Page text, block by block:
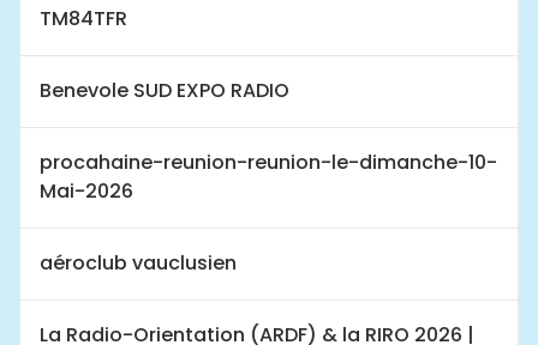
TM84TFR
Benevole SUD EXPO RADIO
procahaine-reunion-reunion-le-dimanche-10-
Mai-2026
aéroclub vauclusien
La Radio-Orientation (ARDF) & la RIRO 2026 |